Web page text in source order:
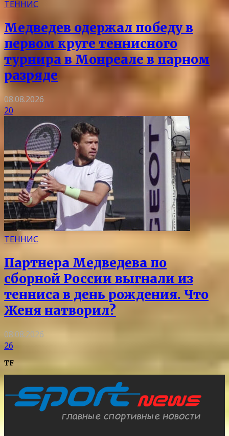
ТЕННИС
Медведев одержал победу в
первом круге теннисного
турнира в Монреале в парном
разряде
08.08.2026
20
ТЕННИС
Партнера Медведева по
сборной России выгнали из
тенниса в день рождения. Что
Женя натворил?
08.08.2026
26
TF